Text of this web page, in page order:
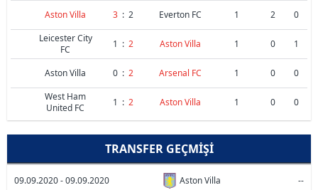
Aston Villa 3 : 2 Everton FC 1 2
0
Leicester City
FC
1 : 2 Aston Villa 1 0 1
Aston Villa 0 : 2 Arsenal FC 1 0
0
West Ham
United FC
1 : 2 Aston Villa 1 0 0
TRANSFER GEÇMIŞI
09.09.2020 - 09.09.2020 Aston Villa --